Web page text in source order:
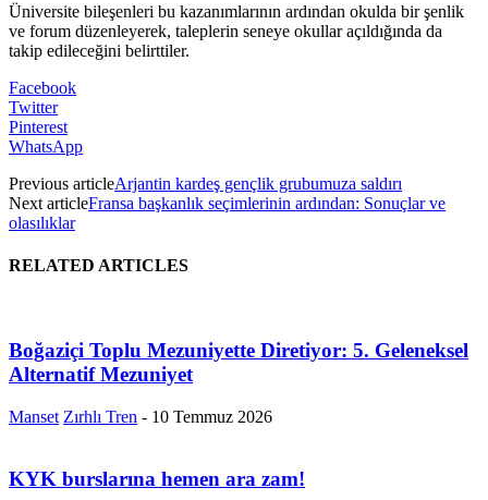
Üniversite bileşenleri bu kazanımlarının ardından okulda bir şenlik
ve forum düzenleyerek, taleplerin seneye okullar açıldığında da
takip edileceğini belirttiler.
Facebook
Twitter
Pinterest
WhatsApp
Previous articleArjantin kardeş gençlik grubumuza saldırı
Next articleFransa başkanlık seçimlerinin ardından: Sonuçlar ve
olasılıklar
RELATED ARTICLES
Boğaziçi Toplu Mezuniyette Diretiyor: 5. Geleneksel
Alternatif Mezuniyet
Manset Zırhlı Tren - 10 Temmuz 2026
KYK burslarına hemen ara zam!